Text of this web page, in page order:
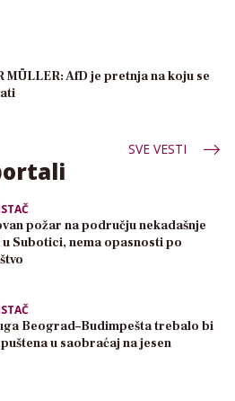
MÜLLER: AfD je pretnja na koju se
SVE VESTI
požar na području nekadašnje
Subotici, nema opasnosti po
Beograd–Budimpešta trebalo bi
u saobraćaj na jesen